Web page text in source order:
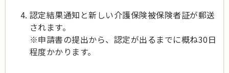
認定結果通知と新しい介護保険被保険者証が郵送
されます。
※申請書の提出から、認定が出るまでに概ね30日
程度かかります。